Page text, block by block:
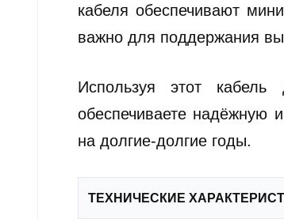
кабеля обеспечивают
важно для поддержания
Используя этот
обеспечиваете надёжную
на долгие-долгие годы.
ТЕХНИЧЕСКИЕ